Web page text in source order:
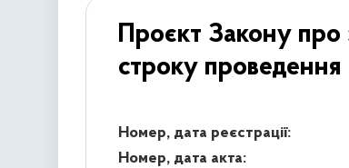
Проєкт Закону про
строку проведення
Номер, дата реєстрації:
Номер, дата акта: